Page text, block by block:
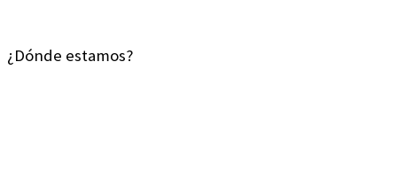
¿Dónde estamos?